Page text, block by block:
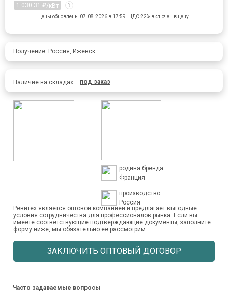
1 030.31 ₽/кВт ?
Цены обновлены 07.08.2026 в 17:59. НДС 22% включен в цену.
Получение: Россия, Ижевск
Наличие на складах: под заказ
родина бренда
Франция
производство
Россия
Ревитех является оптовой компанией и предлагает выгодные
условия сотрудничества для профессионалов рынка. Если вы
имеете соответствующие подтверждающие документы, заполните
форму ниже, мы обязательно ее рассмотрим.
ЗАКЛЮЧИТЬ ОПТОВЫЙ ДОГОВОР
Часто задаваемые вопросы